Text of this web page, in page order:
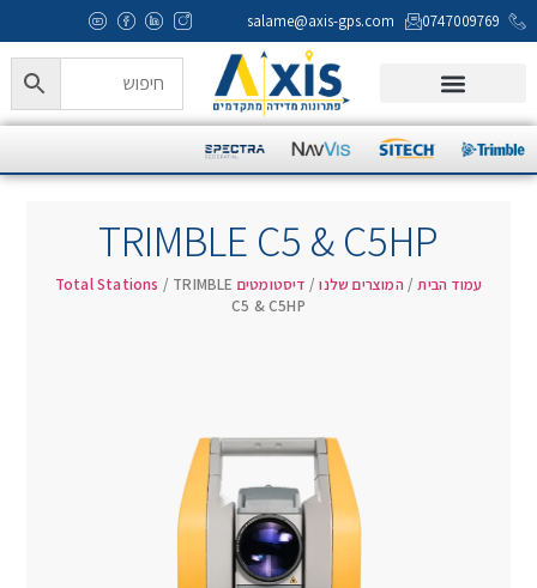
0747009769
salame@axis-gps.com
TRIMBLE C5 & C5HP
עמוד הבית/ המוצרים שלנו/ דיסטומטים Total Stations / TRIMBLE
C5 & C5HP